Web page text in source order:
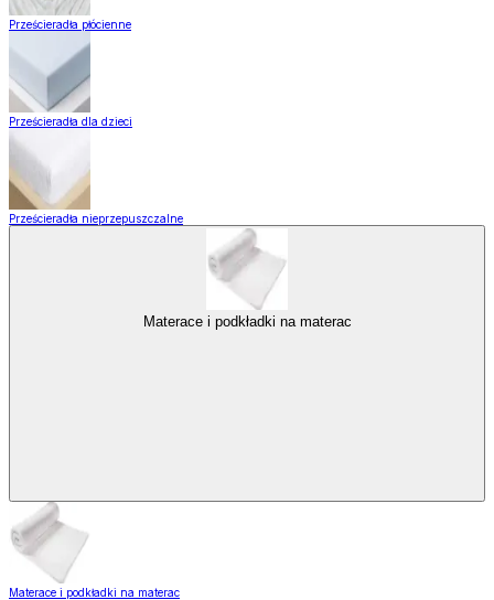
Prześcieradła płócienne
Prześcieradła dla dzieci
Prześcieradła nieprzepuszczalne
Materace i podkładki na materac
Materace i podkładki na materac